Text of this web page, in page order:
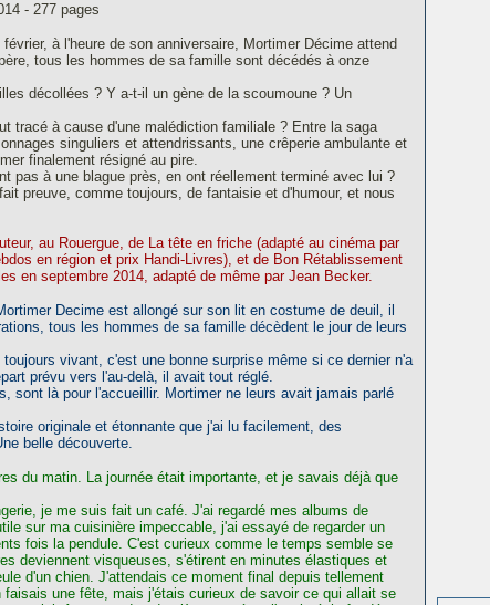
- 277 pages
à l'heure de son anniversaire, Mortimer Décime attend
tous les hommes de sa famille sont décédés à onze
décollées ? Y a-t-il un gène de la scoumoune ? Un
tracé à cause d'une malédiction familiale ? Entre la saga
singuliers et attendrissants, une crêperie ambulante et
finalement résigné au pire.
pas à une blague près, en ont réellement terminé avec lui ?
preuve, comme toujours, de fantaisie et d'humour, et nous
au Rouergue, de La tête en friche (adapté au cinéma par
en région et prix Handi-Livres), et de Bon Rétablissement
en septembre 2014, adapté de même par Jean Becker.
Decime est allongé sur son lit en costume de deuil, il
tous les hommes de sa famille décèdent le jour de leurs
vivant, c'est une bonne surprise même si ce dernier n'a
prévu vers l'au-delà, il avait tout réglé.
sont là pour l'accueillir. Mortimer ne leurs avait jamais parlé
originale et étonnante que j'ai lu facilement, des
belle découverte.
du matin. La journée était importante, et je savais déjà que
je me suis fait un café. J'ai regardé mes albums de
sur ma cuisinière impeccable, j'ai essayé de regarder un
fois la pendule. C'est curieux comme le temps semble se
deviennent visqueuses, s'étirent en minutes élastiques et
d'un chien. J'attendais ce moment final depuis tellement
faisais une fête, mais j'étais curieux de savoir ce qui allait se